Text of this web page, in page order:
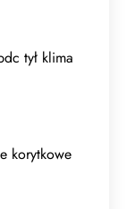
tył klima
korytkowe